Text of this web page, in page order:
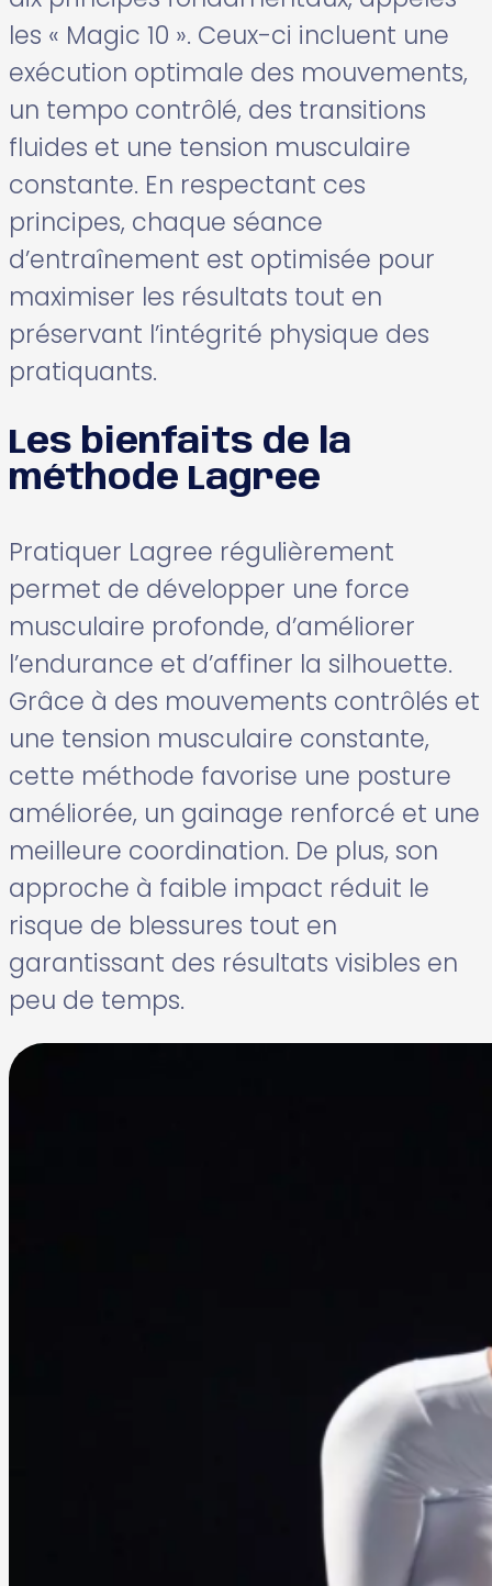
les « Magic 10 ». Ceux-ci incluent une
exécution optimale des mouvements,
un tempo contrôlé, des transitions
fluides et une tension musculaire
constante. En respectant ces
principes, chaque séance
d’entraînement est optimisée pour
maximiser les résultats tout en
préservant l’intégrité physique des
pratiquants.
Les bienfaits de la
méthode Lagree
Pratiquer Lagree régulièrement
permet de développer une force
musculaire profonde, d’améliorer
l’endurance et d’affiner la silhouette.
Grâce à des mouvements contrôlés et
une tension musculaire constante,
cette méthode favorise une posture
améliorée, un gainage renforcé et une
meilleure coordination. De plus, son
approche à faible impact réduit le
risque de blessures tout en
garantissant des résultats visibles en
peu de temps.